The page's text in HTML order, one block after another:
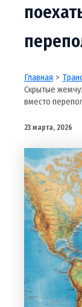
Главная
Скрытые
вместо
23 марта, 2026